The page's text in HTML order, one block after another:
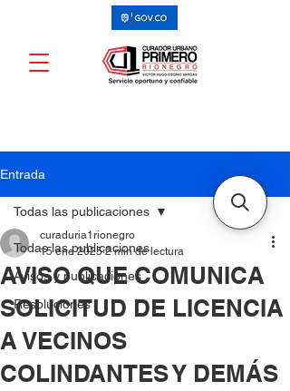
Entrada
Todas las publicaciones
Avisos y publicaciones
Resoluciones
Todas las publicaciones
AVISO QUE COMUNICA
SOLICITUD DE LICENCIA
A VECINOS
COLINDANTES Y DEMÁS
curaduria1rionegro
15 ene 2025 2 min de lectura